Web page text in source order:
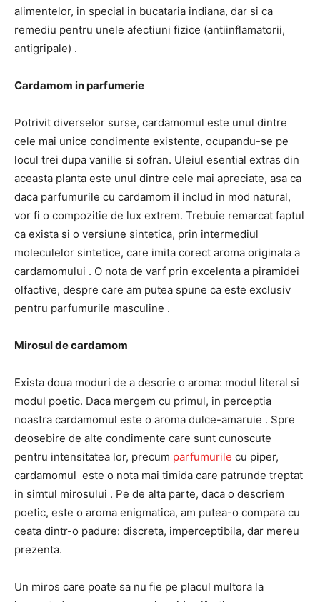
alimentelor, in special in bucataria indiana, dar si ca
remediu pentru unele afectiuni fizice (antiinflamatorii,
antigripale) .
Cardamom in parfumerie
Potrivit diverselor surse, cardamomul este unul dintre
cele mai unice condimente existente, ocupandu-se pe
locul trei dupa vanilie si sofran. Uleiul esential extras din
aceasta planta este unul dintre cele mai apreciate, asa ca
daca parfumurile cu cardamom il includ in mod natural,
vor fi o compozitie de lux extrem. Trebuie remarcat faptul
ca exista si o versiune sintetica, prin intermediul
moleculelor sintetice, care imita corect aroma originala a
cardamomului . O nota de varf prin excelenta a piramidei
olfactive, despre care am putea spune ca este exclusiv
pentru parfumurile masculine .
Mirosul de cardamom
Exista doua moduri de a descrie o aroma: modul literal si
modul poetic. Daca mergem cu primul, in perceptia
noastra cardamomul este o aroma dulce-amaruie . Spre
deosebire de alte condimente care sunt cunoscute
pentru intensitatea lor, precum parfumurile cu piper,
cardamomul este o nota mai timida care patrunde treptat
in simtul mirosului . Pe de alta parte, daca o descriem
poetic, este o aroma enigmatica, am putea-o compara cu
ceata dintr-o padure: discreta, imperceptibila, dar mereu
prezenta.
Un miros care poate sa nu fie pe placul multora la